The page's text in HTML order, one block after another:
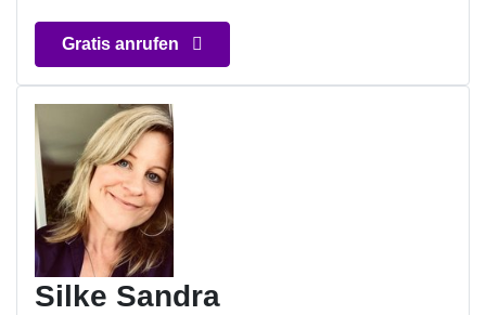
Gratis anrufen
Silke Sandra